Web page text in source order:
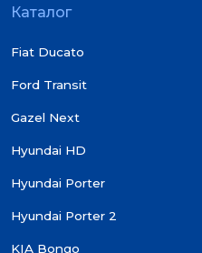
Каталог
Fiat Ducato
Ford Transit
Gazel Next
Hyundai HD
Hyundai Porter
Hyundai Porter 2
KIA Bongo